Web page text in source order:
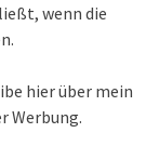
wenn die
hier über mein
Werbung.